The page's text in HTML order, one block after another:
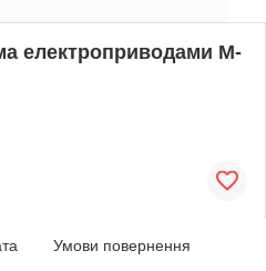
електроприводами M-
Умови повернення